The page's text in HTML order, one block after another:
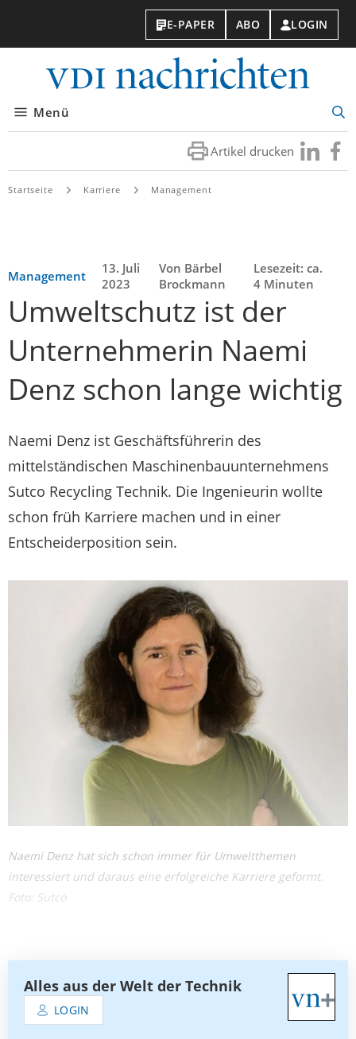
E-PAPER ABO LOGIN
Menü
Artikel drucken Besuchen
Sie
Sie
Startseite Karriere Management
Management
13. Juli
2023
Von Bärbel
Brockmann
Lesezeit: ca.
4 Minuten
Umweltschutz ist der
Unternehmerin Naemi
Denz schon lange wichtig
Naemi Denz ist Geschäftsführerin des
mittelständischen Maschinenbauunternehmens
Sutco Recycling Technik. Die Ingenieurin wollte
schon früh Karriere machen und in einer
Entscheiderposition sein.
Naemi Denz hat sich schon immer für Umweltthemen
interessiert und daraus eine erfolgreiche Karriere geformt.
Foto: Sutco
Alles aus der Welt der Technik
LOGIN